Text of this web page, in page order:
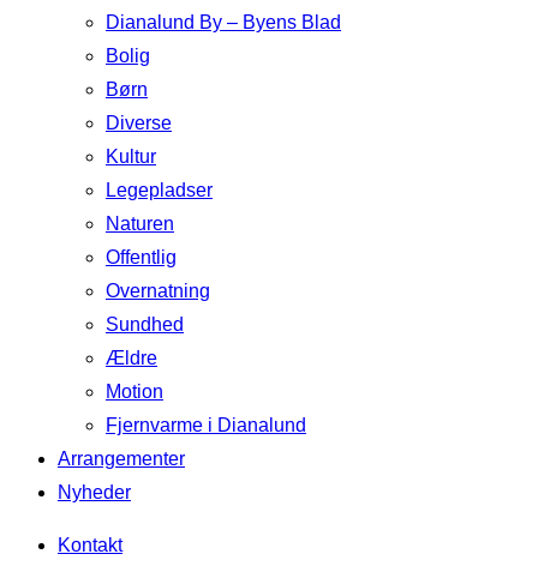
Dianalund By – Byens Blad
Bolig
Børn
Diverse
Kultur
Legepladser
Naturen
Offentlig
Overnatning
Sundhed
Ældre
Motion
Fjernvarme i Dianalund
Arrangementer
Nyheder
Kontakt